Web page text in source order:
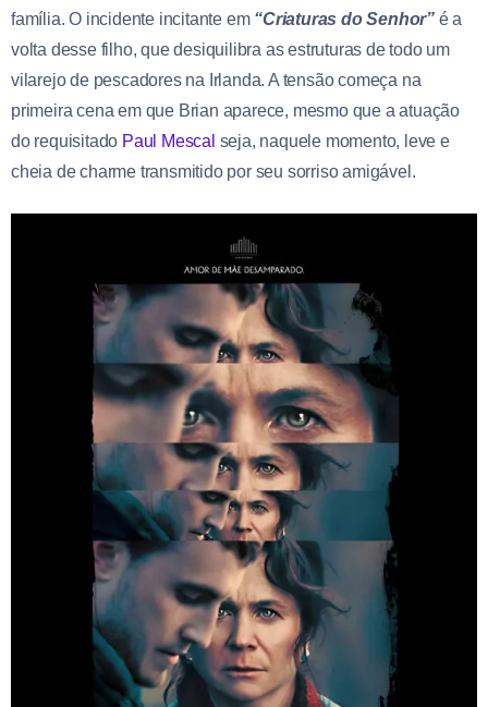
família. O incidente incitante em “Criaturas do Senhor” é a
volta desse filho, que desiquilibra as estruturas de todo um
vilarejo de pescadores na Irlanda. A tensão começa na
primeira cena em que Brian aparece, mesmo que a atuação
do requisitado Paul Mescal seja, naquele momento, leve e
cheia de charme transmitido por seu sorriso amigável.